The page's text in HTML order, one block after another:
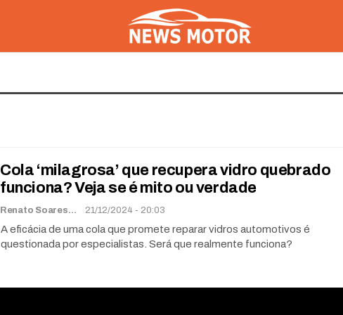
Cola ‘milagrosa’ que recupera vidro quebrado
funciona? Veja se é mito ou verdade
Renato Soares 21/12/2024 - 20:03
A eficácia de uma cola que promete reparar vidros automotivos é
questionada por especialistas. Será que realmente funciona?